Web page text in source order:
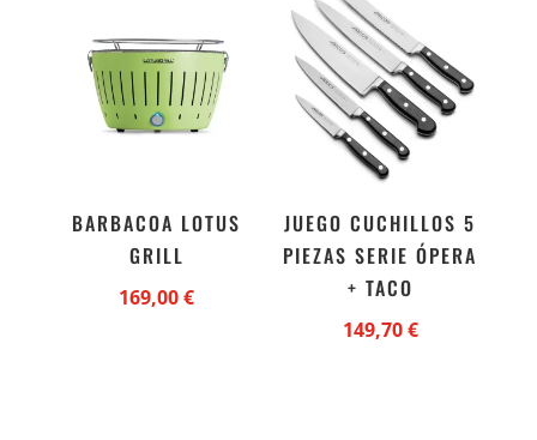
hasta
BARBACOA LOTUS
GRILL
169,00€
JUEGO CUCHILLOS 5
PIEZAS SERIE ÓPERA
+ TACO
149,70€